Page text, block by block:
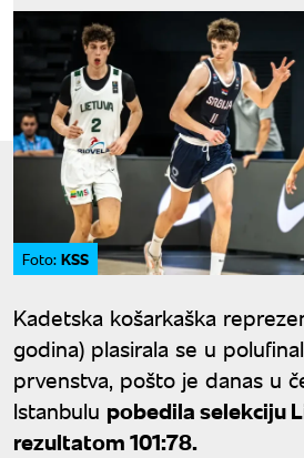
Foto: KSS
Kadetska košarkaška
godina) plasirala se u
prvenstva, pošto je danas u
Istanbulu pobedila selekciju
rezultatom 101:78.